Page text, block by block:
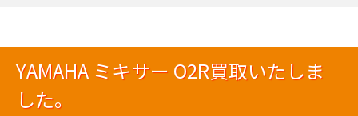
YAMAHA ミキサー O2R買取いたしま
した。